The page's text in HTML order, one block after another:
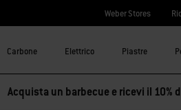
Weber Stores
Carbone Elettrico Piastre
Acquista un barbecue e ricevi il